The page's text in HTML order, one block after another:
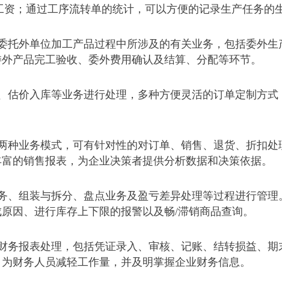
；通过工序流转单的统计，可以方便的记录生产任务的
托外单位加工产品过程中所涉及的有关业务，包括委外
产品完工验收、委外费用确认及结算、分配等环节。
估价入库等业务进行处理，多种方便灵活的订单定制方
种业务模式，可有针对性的对订单、销售、退货、折扣
的销售报表，为企业决策者提供分析数据和决策依据。
、组装与拆分、盘点业务及盈亏差异处理等过程进行管
因、进行库存上下限的报警以及畅/滞销商品查询。
务报表处理，包括凭证录入、审核、记账、结转损益、
财务人员减轻工作量，并及明掌握企业财务信息。